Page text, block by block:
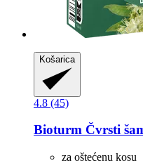
Košarica
4.8 (45)
Bioturm Čvrsti
za oštećenu kosu